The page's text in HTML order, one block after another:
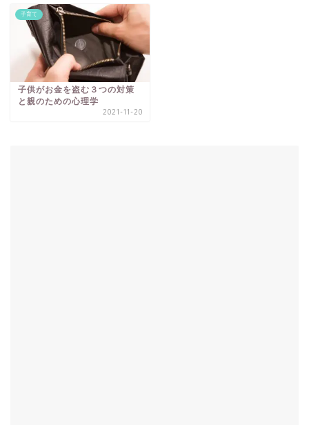
子育て
子供がお金を盗む３つの対策
と親のための心理学
2021-11-20